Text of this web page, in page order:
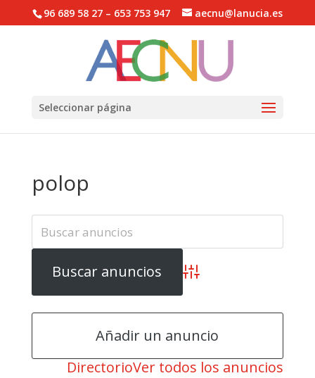
Abrir barra de herramientas
96 689 58 27 – 653 753 947 aecnu@lanucia.es
Seleccionar página
polop
Búsqueda avanzada
DirectorioVer todos los anuncios
Añadir un anuncio